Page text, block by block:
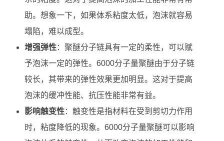
助。想象一下，如果体系粘度太低，泡沫就容易
塌陷，难以成型。
增强弹性：聚醚分子链具有一定的柔性，可以赋
予泡沫一定的弹性。6000分子量聚醚由于分子链
较长，其带来的弹性效果更加明显。这对于提高
泡沫的缓冲性能、抗压性能非常有益。
影响触变性：触变性是指材料在受到剪切力作用
时，粘度降低的现象。6000分子量聚醚可以影响